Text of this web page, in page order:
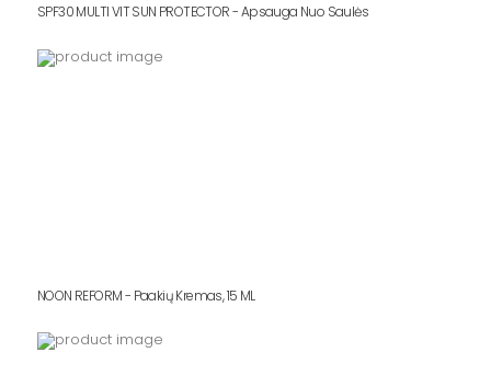
SPF30 MULTI VIT SUN PROTECTOR - Apsauga Nuo Saulės
NOON REFORM - Paakių Kremas, 15 ML